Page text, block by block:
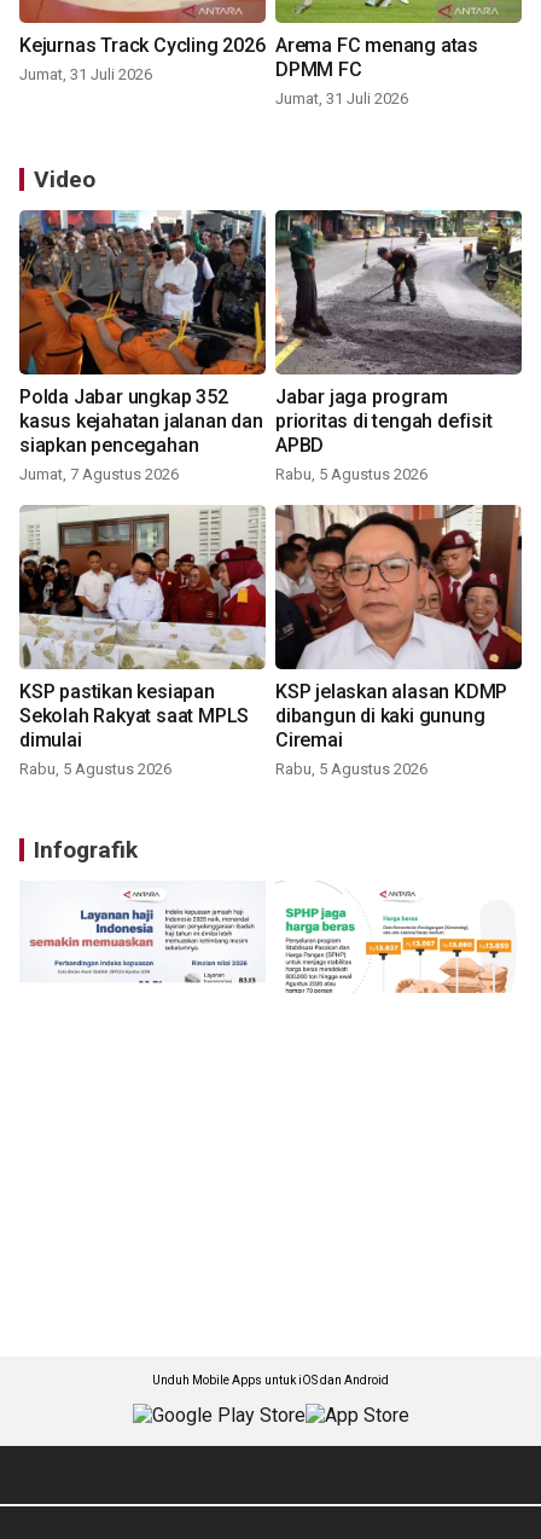
Kejurnas Track Cycling 2026
Jumat, 31 Juli 2026
Arema FC menang atas
DPMM FC
Jumat, 31 Juli 2026
Video
Polda Jabar ungkap 352
kasus kejahatan jalanan dan
siapkan pencegahan
Jumat, 7 Agustus 2026
Jabar jaga program
prioritas di tengah defisit
APBD
Rabu, 5 Agustus 2026
KSP pastikan kesiapan
Sekolah Rakyat saat MPLS
dimulai
Rabu, 5 Agustus 2026
KSP jelaskan alasan KDMP
dibangun di kaki gunung
Ciremai
Rabu, 5 Agustus 2026
Infografik
Unduh Mobile Apps untuk iOS dan Android